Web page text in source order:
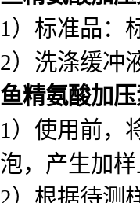
1）使用前
泡，产生加
2）根据待测
孔。每个样
加入50ul于反
3）加入稀